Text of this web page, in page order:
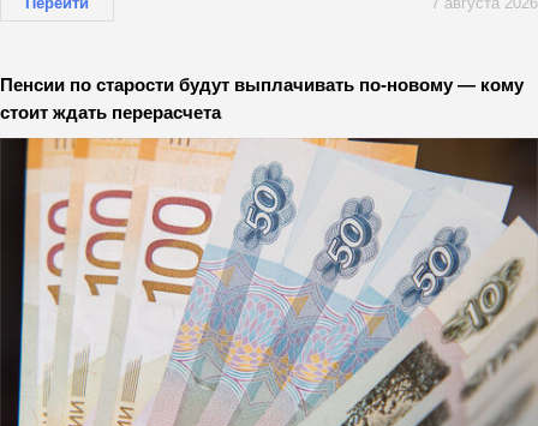
Пенсии по старости будут выплачивать по-новому — кому
стоит ждать перерасчета